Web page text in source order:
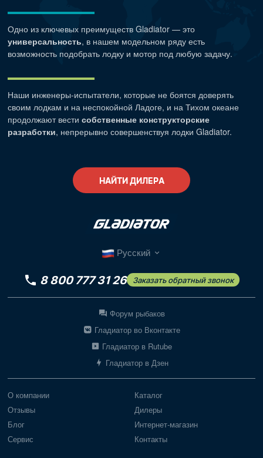
Одно из ключевых преимуществ Gladiator — это
универсальность, в нашем модельном ряду есть
возможность подобрать лодку и мотор под любую задачу.
Наши инженеры-испытатели, которые не боятся доверять
своим лодкам и на неспокойной Ладоге, и на Тихом океане
продолжают вести собственные конструкторские
разработки, непрерывно совершенствуя лодки Gladiator.
НАЙТИ ДИЛЕРА
Русский
8 800 777 31 26 Заказать обратный звонок
Форум рыбаков
Гладиатор во Вконтакте
Гладиатор в Rutube
Гладиатор в Дзен
О компании
Отзывы
Блог
Сервис
Каталог
Дилеры
Интернет-магазин
Контакты